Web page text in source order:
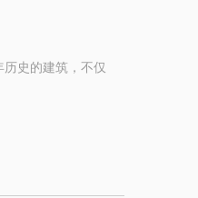
史的建筑，不仅